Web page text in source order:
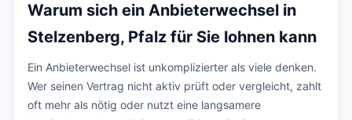
Warum sich ein Anbieterwechsel in
Stelzenberg, Pfalz für Sie lohnen kann
Ein Anbieterwechsel ist unkomplizierter als viele denken.
Wer seinen Vertrag nicht aktiv prüft oder vergleicht, zahlt
oft mehr als nötig oder nutzt eine langsamere